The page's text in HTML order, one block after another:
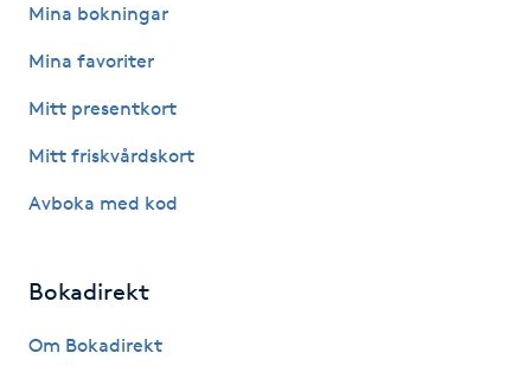
Hyaluronsyra
Hypnos
Hårbottenbehandling
Hårförlängning
Mina bokningar
Mina favoriter
Mitt presentkort
Mitt friskvårdskort
Avboka med kod
Bokadirekt
Om Bokadirekt